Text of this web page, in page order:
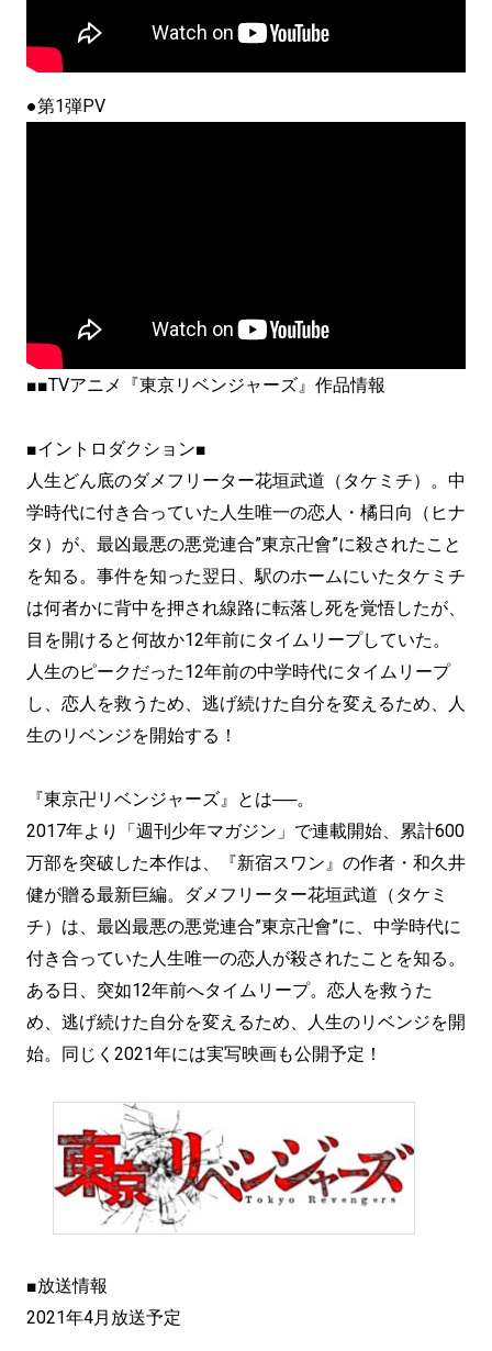
●第1弾PV
■■TVアニメ『東京リベンジャーズ』作品情報
■イントロダクション■
人生どん底のダメフリーター花垣武道（タケミチ）。中
学時代に付き合っていた人生唯一の恋人・橘日向（ヒナ
タ）が、最凶最悪の悪党連合”東京卍會”に殺されたこと
を知る。事件を知った翌日、駅のホームにいたタケミチ
は何者かに背中を押され線路に転落し死を覚悟したが、
目を開けると何故か12年前にタイムリープしていた。
人生のピークだった12年前の中学時代にタイムリープ
し、恋人を救うため、逃げ続けた自分を変えるため、人
生のリベンジを開始する！
『東京卍リベンジャーズ』とは──。
2017年より「週刊少年マガジン」で連載開始、累計600
万部を突破した本作は、『新宿スワン』の作者・和久井
健が贈る最新巨編。ダメフリーター花垣武道（タケミ
チ）は、最凶最悪の悪党連合”東京卍會”に、中学時代に
付き合っていた人生唯一の恋人が殺されたことを知る。
ある日、突如12年前へタイムリープ。恋人を救うた
め、逃げ続けた自分を変えるため、人生のリベンジを開
始。同じく2021年には実写映画も公開予定！
■放送情報
2021年4月放送予定